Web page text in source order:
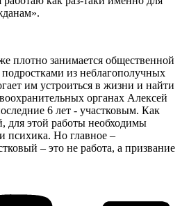
плотно занимается общественной
подростками из неблагополучных
им устроиться в жизни и найти
органах Алексей
6 лет - участковым. Как
для этой работы необходимы
психика. Но главное –
– это не работа, а призвание